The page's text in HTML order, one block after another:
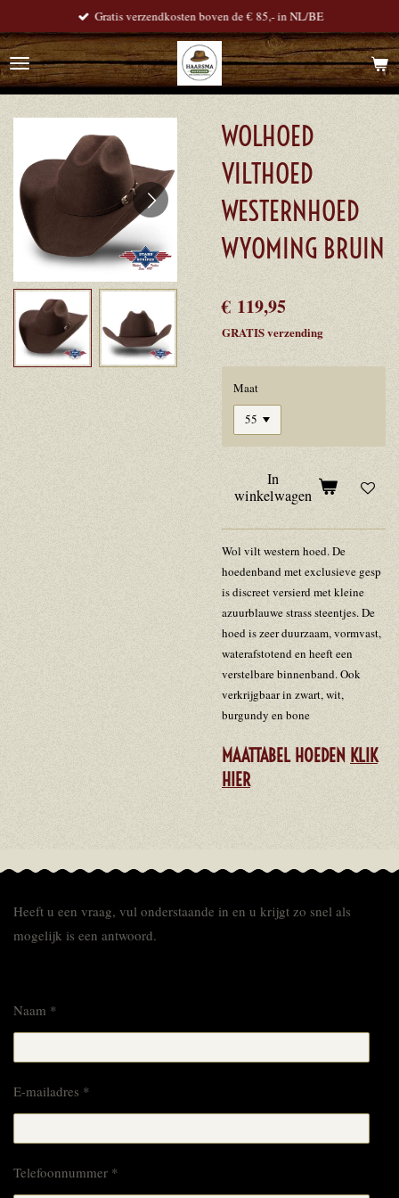
direct
naar
de
Gratis verzendkosten boven de € 85,- in NL/BE
WOLHOED
VILTHOED
WESTERNHOED
WYOMING BRUIN
€ 119,95
GRATIS verzending
Maat
In
winkelwagen
Wol vilt western hoed. De
hoedenband met exclusieve gesp
is discreet versierd met kleine
azuurblauwe strass steentjes. De
hoed is zeer duurzaam, vormvast,
waterafstotend en heeft een
verstelbare binnenband. Ook
verkrijgbaar in zwart, wit,
burgundy en bone
MAATTABEL HOEDEN KLIK
HIER
Heeft u een vraag, vul onderstaande in en u krijgt zo snel als
mogelijk is een antwoord.
Naam *
E-mailadres *
Telefoonnummer *